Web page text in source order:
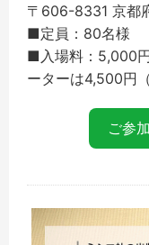
〒606-8331 京都
■定員：80名様
■入場料：5,000
ーターは4,500円（
ご参